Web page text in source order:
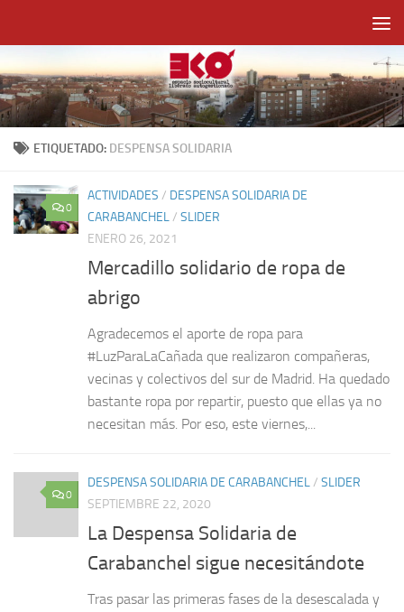
ETIQUETADO: DESPENSA SOLIDARIA
0
ACTIVIDADES / DESPENSA SOLIDARIA DE
CARABANCHEL/ SLIDER
ENERO 26, 2021
Mercadillo solidario de ropa de
abrigo
Agradecemos el aporte de ropa para
#LuzParaLaCañada que realizaron compañeras,
vecinas y colectivos del sur de Madrid. Ha quedado
bastante ropa por repartir, puesto que ellas ya no
necesitan más. Por eso, este viernes,...
0
DESPENSA SOLIDARIA DE CARABANCHEL/ SLIDER
SEPTIEMBRE 22, 2020
La Despensa Solidaria de
Carabanchel sigue necesitándote
Tras pasar las primeras fases de la desescalada y